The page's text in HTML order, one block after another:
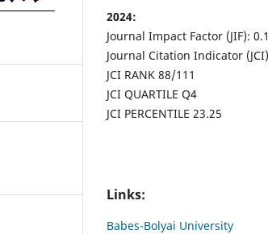
2024:
Journal Impact Factor (JIF): 0.1
Journal Citation Indicator
JCI RANK 88/111
JCI QUARTILE Q4
JCI PERCENTILE 23.25
Links:
Babes-Bolyai University